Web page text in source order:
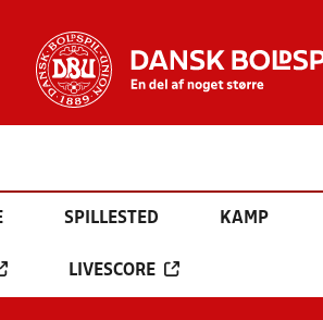
SPILLESTED KAMP
LIVESCORE